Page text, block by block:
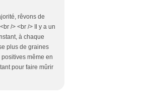
rêvons de
/> <br /> Il y a un
à chaque
plus de graines
même en
pour faire mûrir